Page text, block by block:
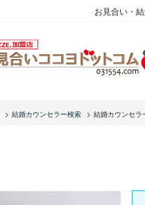
お見合い・
結婚カウンセラー検索 結婚カウンセラ